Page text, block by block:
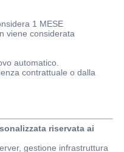
1 MESE
viene considerata
automatico.
contrattuale o dalla
riservata ai
gestione infrastruttura